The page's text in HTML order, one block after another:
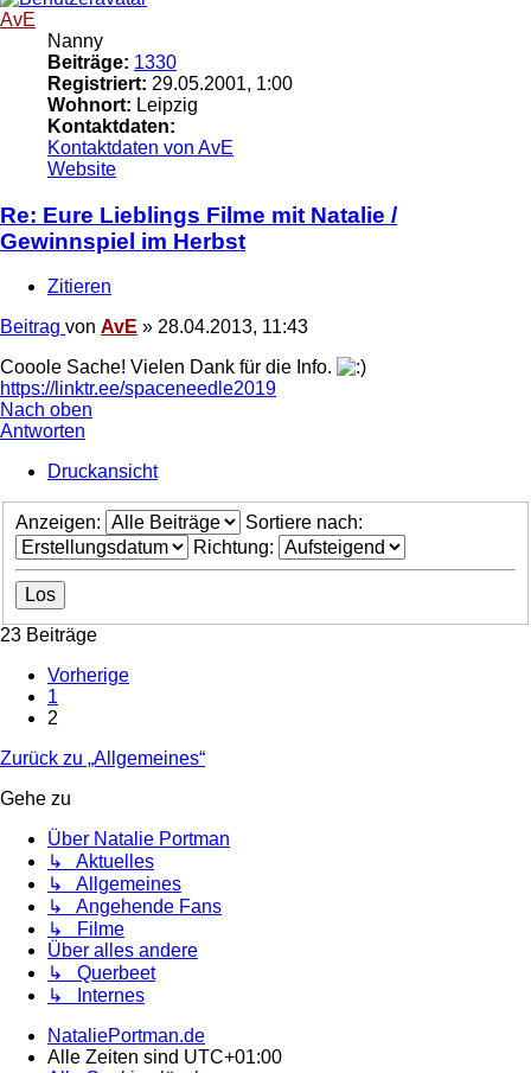
AvE
Nanny
Beiträge: 1330
Registriert: 29.05.2001, 1:00
Wohnort: Leipzig
Kontaktdaten:
Kontaktdaten von AvE
Website
Re: Eure Lieblings Filme mit Natalie /
Gewinnspiel im Herbst
Zitieren
Beitrag von AvE » 28.04.2013, 11:43
Cooole Sache! Vielen Dank für die Info.
https://linktr.ee/spaceneedle2019
Nach oben
Antworten
Druckansicht
Anzeigen:
Sortiere nach:
Richtung:
23 Beiträge
Vorherige
1
2
Zurück zu „Allgemeines“
Gehe zu
Über Natalie Portman
↳ Aktuelles
↳ Allgemeines
↳ Angehende Fans
↳ Filme
Über alles andere
↳ Querbeet
↳ Internes
NataliePortman.de
Alle Zeiten sind UTC+01:00